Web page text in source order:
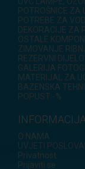
POTROŠNICE ZA
POTREBE ZA
DEKORACIJE ZA
OSTALE
ZIMOVANJE
REZERVNI
GALERIJA
MATERIJAL ZA
BAZENSKA
POPUST -%
O NAMA
UVJETI
Privatnost
Prijaviti se